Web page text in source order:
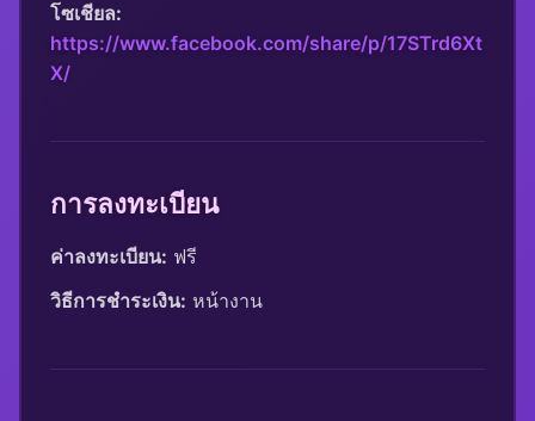
โซเชียล:
https://www.facebook.com/share/p/17STrd6Xt
X/
การลงทะเบียน
ค่าลงทะเบียน: ฟรี
วิธีการชำระเงิน: หน้างาน